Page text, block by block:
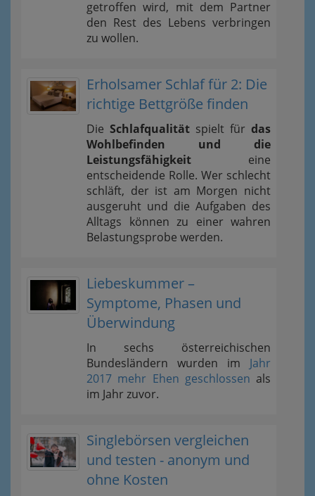
getroffen wird, mit dem Partner
den Rest des Lebens verbringen
zu wollen.
Erholsamer Schlaf für 2: Die
richtige Bettgröße finden
Die Schlafqualität spielt für das
Wohlbefinden und die
Leistungsfähigkeit eine
entscheidende Rolle. Wer schlecht
schläft, der ist am Morgen nicht
ausgeruht und die Aufgaben des
Alltags können zu einer wahren
Belastungsprobe werden.
Liebeskummer –
Symptome, Phasen und
Überwindung
In sechs österreichischen
Bundesländern wurden im Jahr
2017 mehr Ehen geschlossen als
im Jahr zuvor.
Singlebörsen vergleichen
und testen - anonym und
ohne Kosten